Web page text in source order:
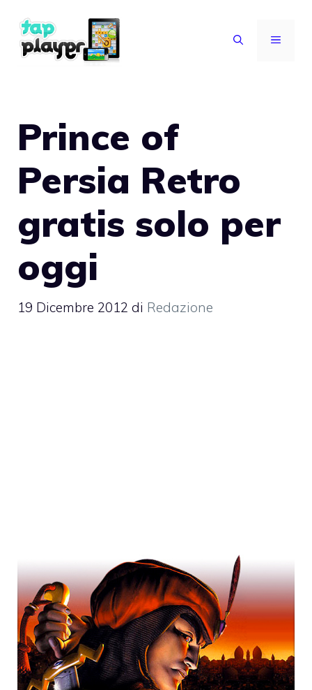
contenuto
MENU
Prince of
Persia Retro
gratis solo per
oggi
19 Dicembre 2012 di Redazione